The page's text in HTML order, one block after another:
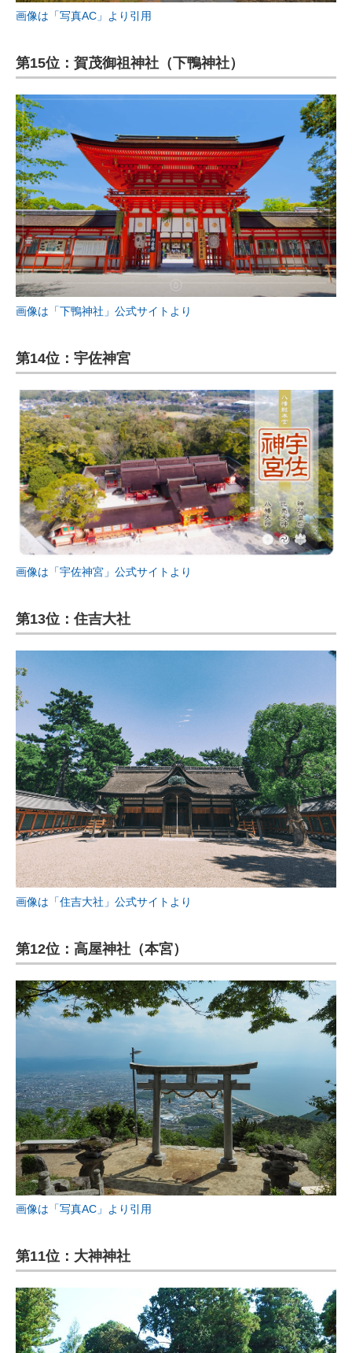
画像は「写真AC」より引用
第15位：賀茂御祖神社（下鴨神社）
画像は「下鴨神社」公式サイトより
第14位：宇佐神宮
画像は「宇佐神宮」公式サイトより
第13位：住吉大社
画像は「住吉大社」公式サイトより
第12位：高屋神社（本宮）
画像は「写真AC」より引用
第11位：大神神社